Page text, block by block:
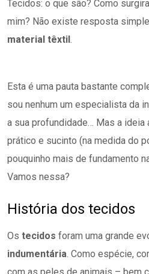
Tecidos: o que são? Como
mim? Não existe resposta
material têxtil.
Esta é uma pauta bastante
sou nenhum um especialista da
a sua profundidade… Mas a ideia
prático e sucinto (na medida do
pouquinho mais de fundamento
Vamos nessa?
História dos tecidos
Os tecidos foram uma grande
indumentária. Como espécie,